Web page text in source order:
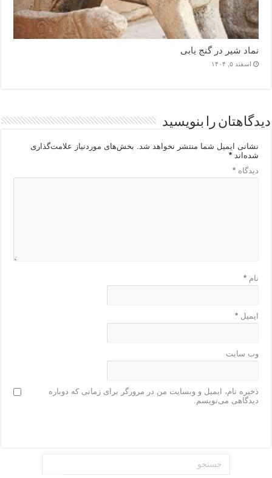
نماد شیر در گنج یابی
اسفند ۵, ۱۴۰۴
دیدگاهتان را بنویسید
نشانی ایمیل شما منتشر نخواهد شد.
بخش‌های موردنیاز علامت‌گذاری
شده‌اند*
دیدگاه*
نام*
ایمیل*
وب‌ سایت
ذخیره نام، ایمیل و وبسایت من در مرورگر برای زمانی که دوباره
دیدگاهی می‌نویسم.